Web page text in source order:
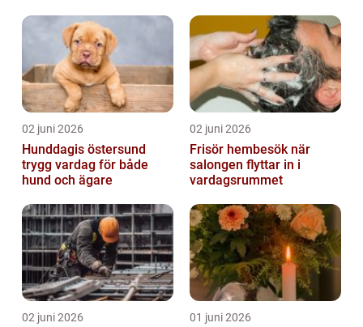
02 juni 2026
Hunddagis östersund
trygg vardag för både
hund och ägare
02 juni 2026
Frisör hembesök när
salongen flyttar in i
vardagsrummet
02 juni 2026 01 juni 2026